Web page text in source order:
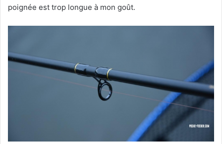
poignée est trop longue à mon goût.